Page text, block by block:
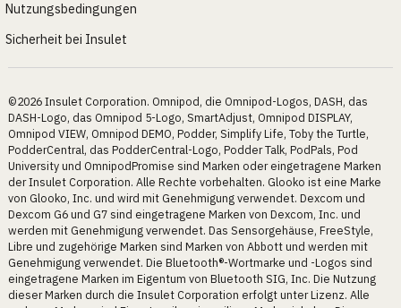
Nutzungsbedingungen
Sicherheit bei Insulet
©2026 Insulet Corporation. Omnipod, die Omnipod-Logos, DASH, das
DASH-Logo, das Omnipod 5-Logo, SmartAdjust, Omnipod DISPLAY,
Omnipod VIEW, Omnipod DEMO, Podder, Simplify Life, Toby the Turtle,
PodderCentral, das PodderCentral-Logo, Podder Talk, PodPals, Pod
University und OmnipodPromise sind Marken oder eingetragene Marken
der Insulet Corporation. Alle Rechte vorbehalten. Glooko ist eine Marke
von Glooko, Inc. und wird mit Genehmigung verwendet. Dexcom und
Dexcom G6 und G7 sind eingetragene Marken von Dexcom, Inc. und
werden mit Genehmigung verwendet. Das Sensorgehäuse, FreeStyle,
Libre und zugehörige Marken sind Marken von Abbott und werden mit
Genehmigung verwendet. Die Bluetooth®-Wortmarke und -Logos sind
eingetragene Marken im Eigentum von Bluetooth SIG, Inc. Die Nutzung
dieser Marken durch die Insulet Corporation erfolgt unter Lizenz. Alle